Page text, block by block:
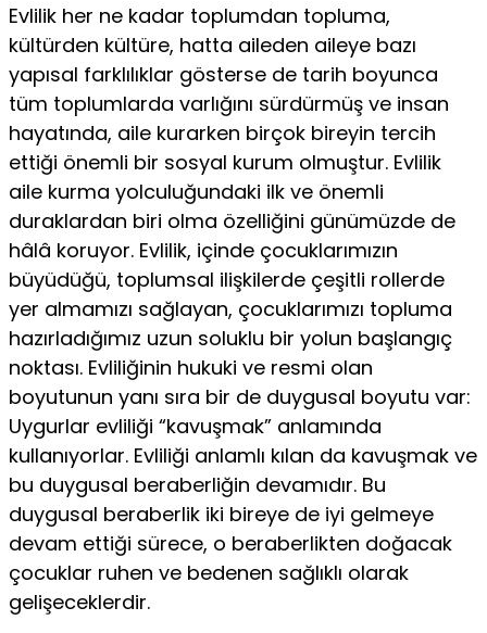
Evlilik her ne kadar toplumdan topluma,
kültürden kül­türe, hatta aileden aileye bazı
yapısal farklılıklar gösterse de tarih boyunca
tüm toplumlarda varlığını sürdürmüş ve insan
hayatında, aile kurarken birçok bireyin tercih
ettiği önemli bir sosyal kurum olmuştur. Evlilik
aile kurma yol­culuğundaki ilk ve önemli
duraklardan biri olma özelliğini günümüzde de
hâlâ koruyor. Evlilik, içinde çocuklarımızın
büyüdüğü, toplumsal ilişkilerde çeşitli rollerde
yer alma­mızı sağlayan, çocuklarımızı topluma
hazırladığımız uzun soluklu bir yolun başlangıç
noktası. Evliliğinin hukuki ve resmi olan
boyutunun yanı sıra bir de duygusal boyutu var:
Uygurlar evliliği “kavuşmak” anlamında
kullanıyorlar. Evli­liği anlamlı kılan da kavuşmak ve
bu duygusal beraberliğin devamıdır. Bu
duygusal beraberlik iki bireye de iyi gelmeye
devam ettiği sürece, o beraberlikten doğacak
çocuklar ruhen ve bedenen sağlıklı olarak
gelişeceklerdir.